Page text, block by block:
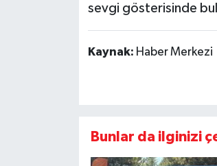
sevgi gösterisinde
Kaynak: Haber Merkezi
Bunlar da ilginizi